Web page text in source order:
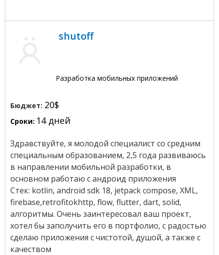
shutoff
Разработка мобильных приложений
Бюджет: 20$
Сроки: 14 дней
Здравствуйте, я молодой специалист со средним
специальным образованием, 2,5 года развиваюсь
в направлении мобильной разработки, в
основном работаю с андроид приложения
Стек: kotlin, android sdk 18, jetpack compose, XML,
firebase,retrofitokhttp, flow, flutter, dart, solid,
алгоритмы. Очень заинтересовал ваш проект,
хотел бы заполучить его в портфолио, с радостью
сделаю приложения с чистотой, душой, а также с
качеством